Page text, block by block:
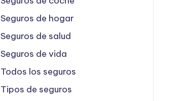
Seguros de hogar
Seguros de salud
Seguros de vida
Todos los seguros
Tipos de seguros